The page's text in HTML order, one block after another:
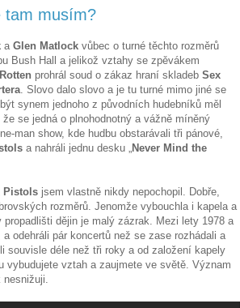
tam musím?
a Glen Matlock vůbec o turné těchto rozměrů
Bush Hall a jelikož vztahy se zpěvákem
Rotten prohrál soud o zákaz hraní skladeb Sex
. Slovo dalo slovo a je tu turné mimo jiné se
synem jednoho z původních hudebníků měl
se jedná o plnohodnotný a vážně míněný
man show, kde hudbu obstarávali tři pánové,
a nahráli jednu desku „Never Mind the
Pistols jsem vlastně nikdy nepochopil. Dobře,
rozměrů. Jenomže vybouchla i kapela a
dějin je malý zázrak. Mezi lety 1978 a
a odehráli pár koncertů než se zase rozhádali a
souvisle déle než tři roky a od založení kapely
vztah a zaujmete ve světě. Význam
nesnižuji.